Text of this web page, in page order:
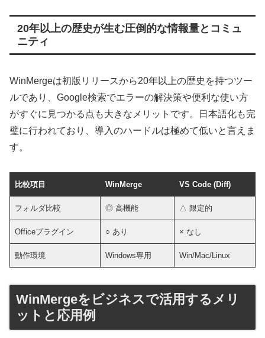
20年以上の歴史が生む圧倒的な情報量とコミュ
ニティ
WinMergeは初版リリースから20年以上の歴史を持つツー
ルであり、Google検索でエラーの解決策や便利な使い方
がすぐに見つかる点も大きなメリットです。日本語化も完
璧に行われており、導入のハードルは極めて低いと言えま
す。
比較項目 WinMerge VS Code (Diff)
フォルダ比較 ◎ 高機能 △ 限定的
Officeプラグイン ○ あり × なし
動作環境 Windows専用 Win/Mac/Linux
WinMergeをビジネスで活用するメリ
ットと応用例